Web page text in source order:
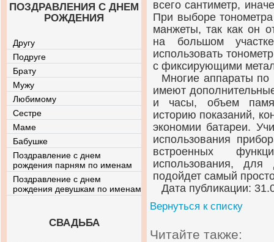
всего сантиметр,
При выборе
манжеты, так как он
на большом
использовать
с фиксирующими
Многие аппараты по
имеют
и часы, объем
историю показаний,
экономии батареи.
использования
встроенных
использования, для
подойдет самый
Дата публикации:
Вернуться к списку
Читайте также:
ПОЗДРАВЛЕНИЯ С ДНЕМ
РОЖДЕНИЯ
Другу
Подруге
Брату
Мужу
Любимому
Сестре
Маме
Бабушке
Поздравление с днем
рождения парням по именам
Поздравление с днем
рождения девушкам по именам
СВАДЬБА